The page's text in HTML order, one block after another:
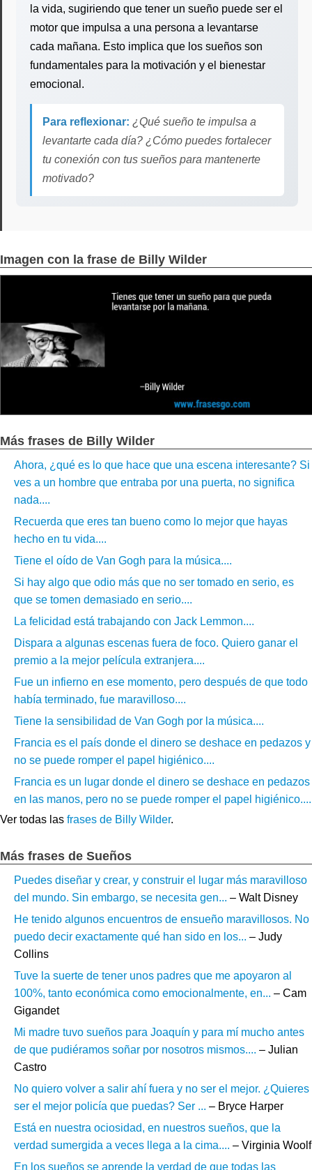
la vida, sugiriendo que tener un sueño puede ser el
motor que impulsa a una persona a levantarse
cada mañana. Esto implica que los sueños son
fundamentales para la motivación y el bienestar
emocional.
Para reflexionar: ¿Qué sueño te impulsa a
levantarte cada día? ¿Cómo puedes fortalecer
tu conexión con tus sueños para mantenerte
motivado?
Imagen con la frase de Billy Wilder
Más frases de Billy Wilder
Ahora, ¿qué es lo que hace que una escena interesante? Si
ves a un hombre que entraba por una puerta, no significa
nada....
Recuerda que eres tan bueno como lo mejor que hayas
hecho en tu vida....
Tiene el oído de Van Gogh para la música....
Si hay algo que odio más que no ser tomado en serio, es
que se tomen demasiado en serio....
La felicidad está trabajando con Jack Lemmon....
Dispara a algunas escenas fuera de foco. Quiero ganar el
premio a la mejor película extranjera....
Fue un infierno en ese momento, pero después de que todo
había terminado, fue maravilloso....
Tiene la sensibilidad de Van Gogh por la música....
Francia es el país donde el dinero se deshace en pedazos y
no se puede romper el papel higiénico....
Francia es un lugar donde el dinero se deshace en pedazos
en las manos, pero no se puede romper el papel higiénico....
Ver todas las frases de Billy Wilder.
Más frases de Sueños
Puedes diseñar y crear, y construir el lugar más maravilloso
del mundo. Sin embargo, se necesita gen... – Walt Disney
He tenido algunos encuentros de ensueño maravillosos. No
puedo decir exactamente qué han sido en los... – Judy
Collins
Tuve la suerte de tener unos padres que me apoyaron al
100%, tanto económica como emocionalmente, en... – Cam
Gigandet
Mi madre tuvo sueños para Joaquín y para mí mucho antes
de que pudiéramos soñar por nosotros mismos.... – Julian
Castro
No quiero volver a salir ahí fuera y no ser el mejor. ¿Quieres
ser el mejor policía que puedas? Ser ... – Bryce Harper
Está en nuestra ociosidad, en nuestros sueños, que la
verdad sumergida a veces llega a la cima.... – Virginia Woolf
En los sueños se aprende la verdad de que todas las